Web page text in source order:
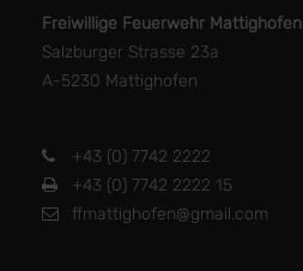
Freiwillige Feuerwehr Mattighofen
Salzburger Strasse 23a
A-5230 Mattighofen
+43 (0) 7742 2222
+43 (0) 7742 2222 15
ffmattighofen@gmail.com